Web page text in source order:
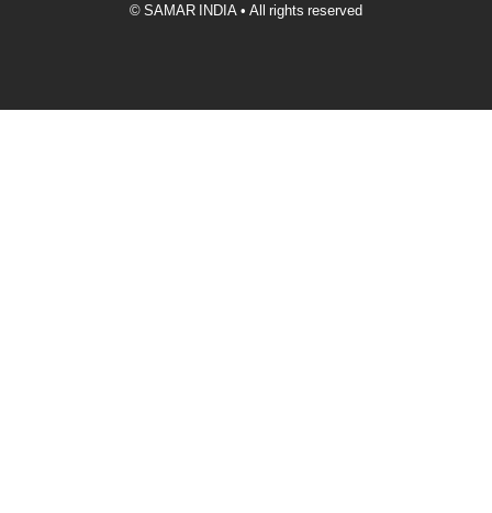
© SAMAR INDIA • All rights reserved